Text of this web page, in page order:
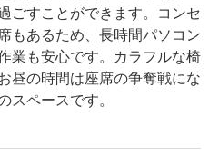
ごすことができます。コンセ
もあるため、長時間パソコン
業も安心です。カラフルな椅
昼の時間は座席の争奪戦にな
スペースです。